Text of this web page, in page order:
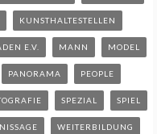
KUNSTHALTESTELLEN
E.V. MANN MODEL
PANORAMA PEOPLE
SPEZIAL SPIEL
WEITERBILDUNG